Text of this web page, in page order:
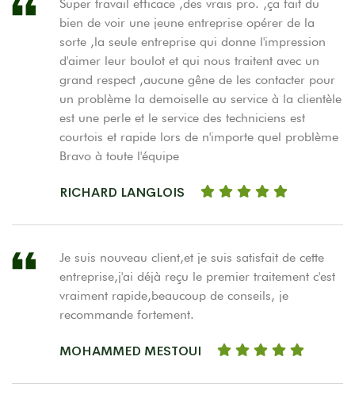
Super travail efficace ,des vrais pro. ,ça fait du
bien de voir une jeune entreprise opérer de la
sorte ,la seule entreprise qui donne l'impression
d'aimer leur boulot et qui nous traitent avec un
grand respect ,aucune gêne de les contacter pour
un problème la demoiselle au service à la clientèle
est une perle et le service des techniciens est
courtois et rapide lors de n'importe quel problème
Bravo à toute l'équipe
RICHARD LANGLOIS
Je suis nouveau client,et je suis satisfait de cette
entreprise,j'ai déjà reçu le premier traitement c'est
vraiment rapide,beaucoup de conseils, je
recommande fortement.
MOHAMMED MESTOUI